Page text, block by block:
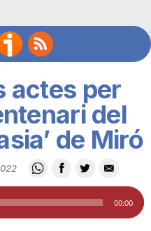
actes per
del
de Miró
00:00